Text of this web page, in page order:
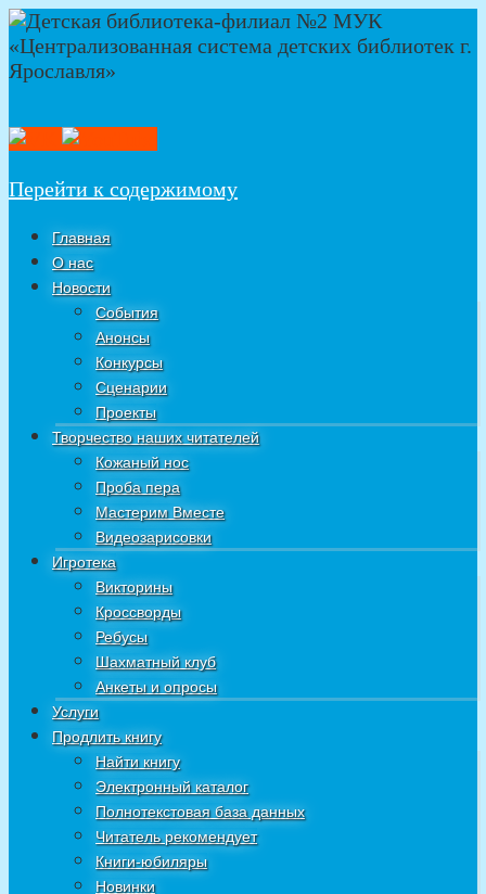
Перейти к содержимому
Главная
О нас
Новости
События
Анонсы
Конкурсы
Сценарии
Проекты
Творчество наших читателей
Кожаный нос
Проба пера
Мастерим Вместе
Видеозарисовки
Игротека
Викторины
Кроссворды
Ребусы
Шахматный клуб
Анкеты и опросы
Услуги
Продлить книгу
Найти книгу
Электронный каталог
Полнотекстовая база данных
Читатель рекомендует
Книги-юбиляры
Новинки